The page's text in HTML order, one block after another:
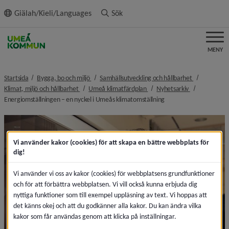
innehållet
Giälah/Kieli/Languages Sök
MENY
Startsida Bygga, bo och miljö nivå i brödsmulenavigeringen
Samhällsutveckling och hållbarhet nivå i
Klimat, miljö och hållbarhet nivå i brödsmulenavigeringen
Umeå klimatfärdplan nivå i brödsmulenavigeringen
Nyhetsarkiv nivå i
Energiomställningen – en nyckel i Umeås klimatomställningnivå i
Vi använder kakor (cookies) för att skapa en bättre webbplats för
dig!
Vi använder vi oss av kakor (cookies) för webbplatsens grundfunktioner
och för att förbättra webbplatsen. Vi vill också kunna erbjuda dig
nyttiga funktioner som till exempel uppläsning av text. Vi hoppas att
det känns okej och att du godkänner alla kakor. Du kan ändra vilka
kakor som får användas genom att klicka på inställningar.